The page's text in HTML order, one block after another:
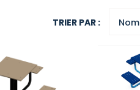
TRIER PAR : Nom